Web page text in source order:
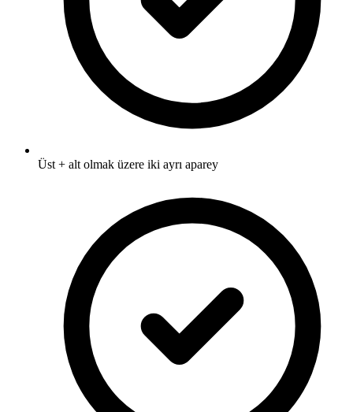
Üst + alt olmak üzere iki ayrı aparey